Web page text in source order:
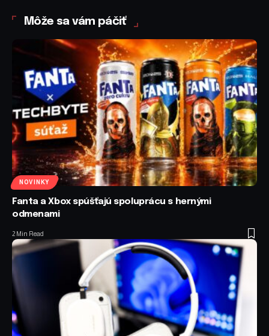
Môže sa vám páčiť
NOVINKY
Fanta a Xbox spúšťajú spoluprácu s hernými
odmenami
2 Min Read